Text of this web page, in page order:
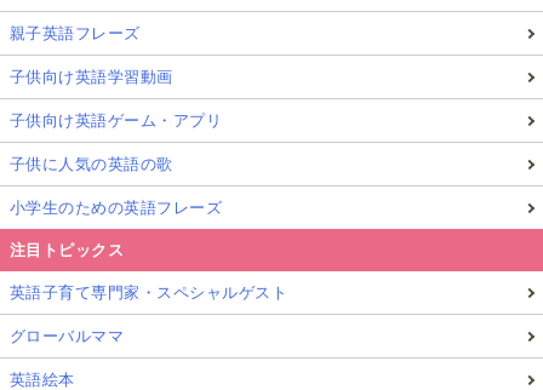
親子英語フレーズ
子供向け英語学習動画
子供向け英語ゲーム・アプリ
子供に人気の英語の歌
小学生のための英語フレーズ
注目トピックス
英語子育て専門家・スペシャルゲスト
グローバルママ
英語絵本